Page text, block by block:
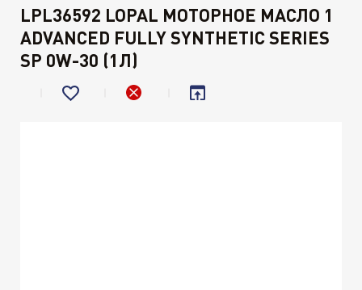
LPL36592 LOPAL МОТОРНОЕ МАСЛО 1
ADVANCED FULLY SYNTHETIC SERIES
SP 0W-30 (1Л)